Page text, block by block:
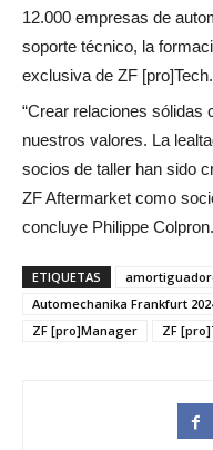
12.000 empresas de
soporte técnico, la
exclusiva de ZF [pro]Tech.
“Crear relaciones sólidas
nuestros valores. La
socios de taller han sido
ZF Aftermarket como
concluye Philippe Colpron.
ETIQUETAS
Automechanika Frankfurt
ZF [pro]Manager
ZF